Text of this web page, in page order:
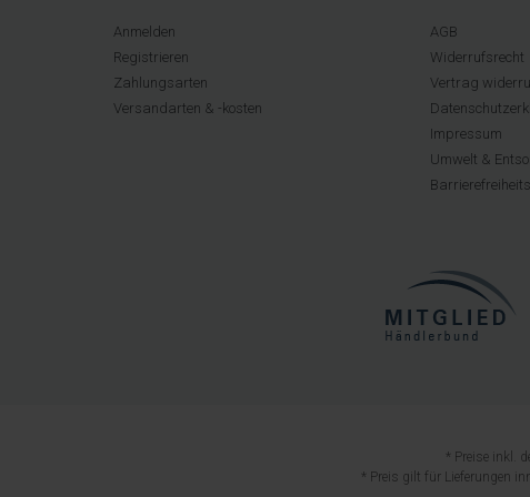
Anmelden
Registrieren
Zahlungsarten
Versandarten & -kosten
AGB
Widerrufsrecht
Vertrag
Impressum
Umwelt &
* Preise inkl.
* Preis gilt für Lieferungen